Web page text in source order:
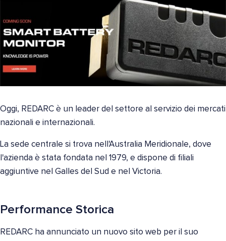
Oggi, REDARC è un leader del settore al servizio dei mercati
nazionali e internazionali.
La sede centrale si trova nell'Australia Meridionale, dove
l'azienda è stata fondata nel 1979, e dispone di filiali
aggiuntive nel Galles del Sud e nel Victoria.
Performance Storica
REDARC ha annunciato un nuovo sito web per il suo